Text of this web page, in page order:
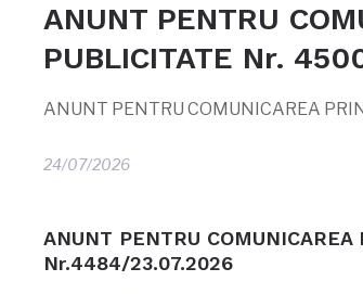
ANUNT PENTRU
PUBLICITATE Nr.
ANUNT PENTRU COMUNICAREA
24/07/2026
ANUNT PENTRU COMUNICAREA
Nr.4484/23.07.2026